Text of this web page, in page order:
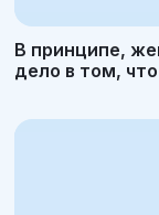
В принципе,
дело в том,